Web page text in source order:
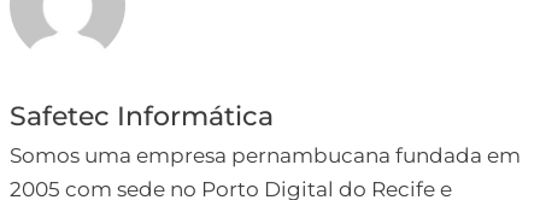
Safetec Informática
Somos uma empresa pernambucana fundada em
2005 com sede no Porto Digital do Recife e